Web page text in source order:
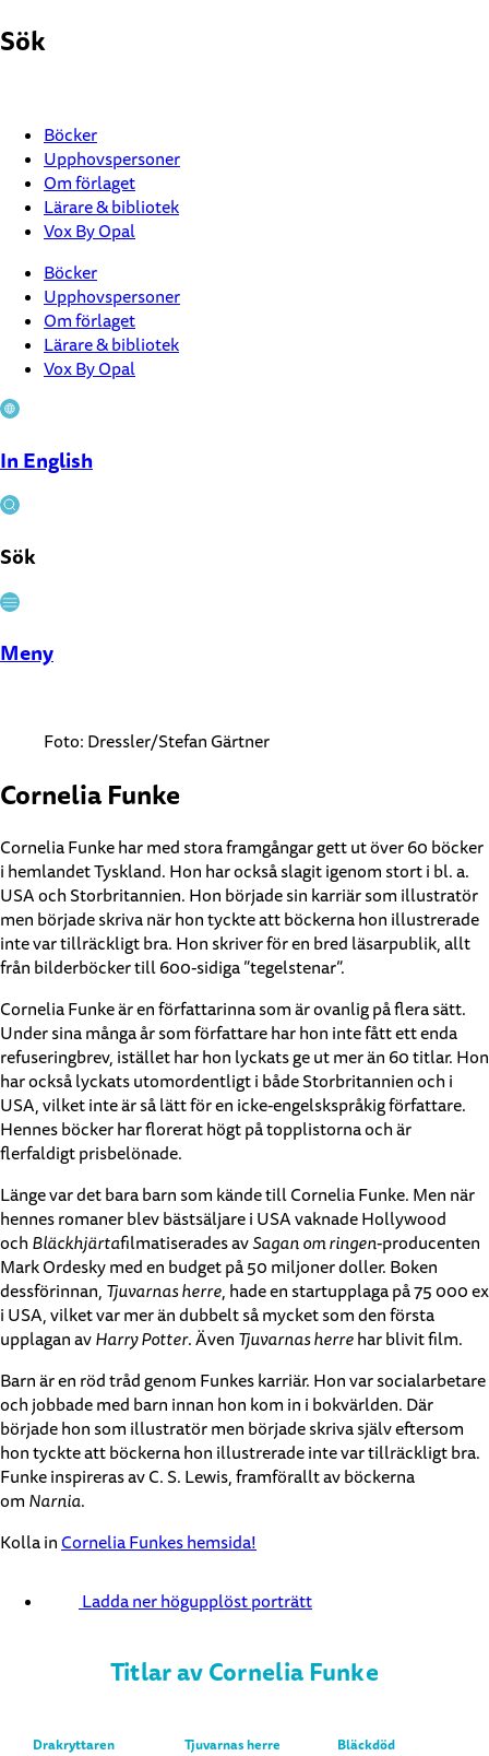
till
Sök
Böcker
Upphovspersoner
Om förlaget
Lärare & bibliotek
Vox By Opal
Böcker
Upphovspersoner
Om förlaget
Lärare & bibliotek
Vox By Opal
In English
Sök
Stäng
Meny
Foto: Dressler/Stefan Gärtner
Cornelia Funke
Cornelia Funke har med stora framgångar gett ut över 60 böcker
i hemlandet Tyskland. Hon har också slagit igenom stort i bl. a.
USA och Storbritannien. Hon började sin karriär som illustratör
men började skriva när hon tyckte att böckerna hon illustrerade
inte var tillräckligt bra. Hon skriver för en bred läsarpublik, allt
från bilderböcker till 600-sidiga ”tegelstenar”.
Cornelia Funke är en författarinna som är ovanlig på flera sätt.
Under sina många år som författare har hon inte fått ett enda
refuseringbrev, istället har hon lyckats ge ut mer än 60 titlar. Hon
har också lyckats utomordentligt i både Storbritannien och i
USA, vilket inte är så lätt för en icke-engelskspråkig författare.
Hennes böcker har florerat högt på topplistorna och är
flerfaldigt prisbelönade.
Länge var det bara barn som kände till Cornelia Funke. Men när
hennes romaner blev bästsäljare i USA vaknade Hollywood
och Bläckhjärtafilmatiserades avSagan om ringen-producenten
Mark Ordesky med en budget på 50 miljoner doller. Boken
dessförinnan, Tjuvarnas herre, hade en startupplaga på 75 000 ex
i USA, vilket var mer än dubbelt så mycket som den första
upplagan avHarry Potter. Även Tjuvarnas herrehar blivit film.
Barn är en röd tråd genom Funkes karriär. Hon var socialarbetare
och jobbade med barn innan hon kom in i bokvärlden. Där
började hon som illustratör men började skriva själv eftersom
hon tyckte att böckerna hon illustrerade inte var tillräckligt bra.
Funke inspireras av C. S. Lewis, framförallt av böckerna
om Narnia.
Kolla in Cornelia Funkes hemsida!
Ladda ner högupplöst porträtt
Titlar av Cornelia Funke
Drakryttaren Tjuvarnas herre Bläckdöd